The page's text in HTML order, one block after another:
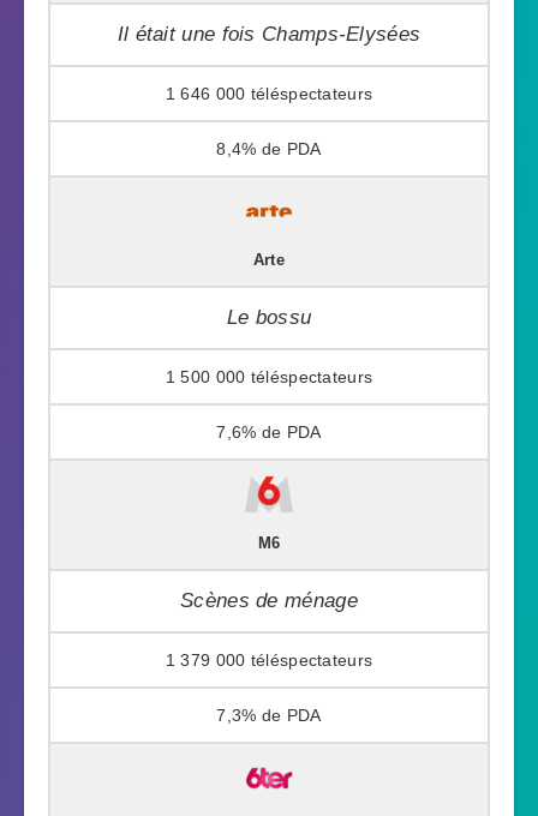
Il était une fois Champs-Elysées
1 646 000
8,4%
Arte
Le bossu
1 500 000
7,6%
M6
Scènes de ménage
1 379 000
7,3%